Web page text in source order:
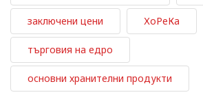
заключени цени ХоРеКа
търговия на едро
основни хранителни продукти